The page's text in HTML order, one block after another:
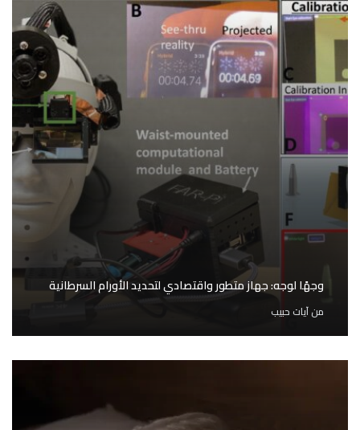
وجهًا لوجه: جهاز متطور واقتصادي لتحديد الأورام السرطانية
منآيات حبيب